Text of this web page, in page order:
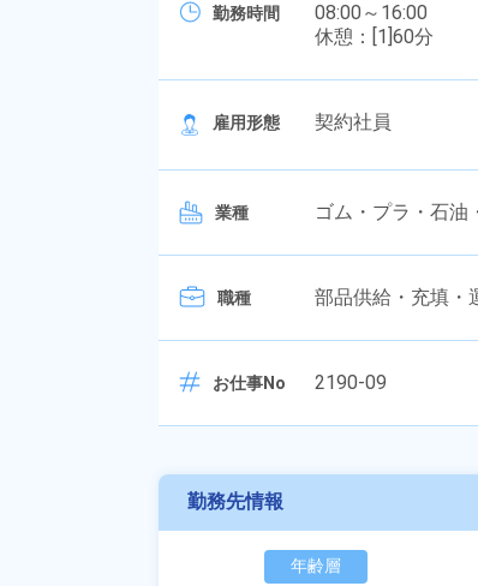
勤務時間
08:00～16:00
休憩：[1]60分
雇用形態 契約社員
業種 ゴム・プラ・石油
職種 部品供給・充填・
お仕事No 2190-09
勤務先情報
年齢層